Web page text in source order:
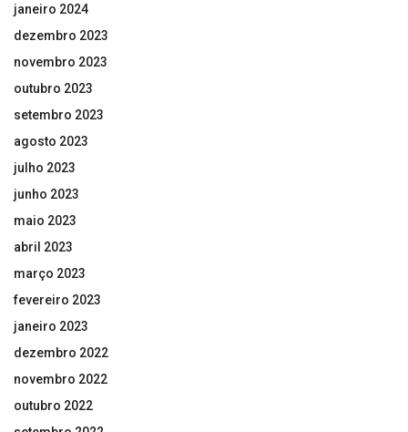
janeiro 2024
dezembro 2023
novembro 2023
outubro 2023
setembro 2023
agosto 2023
julho 2023
junho 2023
maio 2023
abril 2023
março 2023
fevereiro 2023
janeiro 2023
dezembro 2022
novembro 2022
outubro 2022